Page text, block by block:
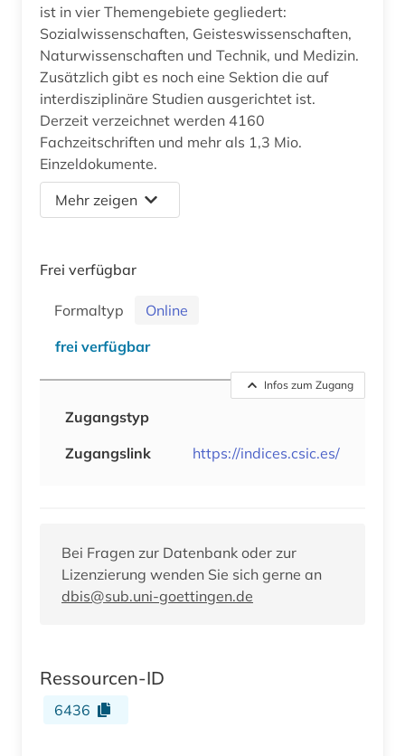
ist in vier Themengebiete gegliedert:
Sozialwissenschaften, Geisteswissenschaften,
Naturwissenschaften und Technik, und Medizin.
Zusätzlich gibt es noch eine Sektion die auf
interdisziplinäre Studien ausgerichtet ist.
Derzeit verzeichnet werden 4160
Fachzeitschriften und mehr als 1,3 Mio.
Einzeldokumente.
Mehr zeigen
Frei verfügbar
Formaltyp
Online
frei verfügbar
Infos zum Zugang
Zugangstyp
Zugangslink
https://indices.csic.es/
Bei Fragen zur Datenbank oder zur
Lizenzierung wenden Sie sich gerne an
dbis@sub.uni-goettingen.de
Ressourcen-ID
6436